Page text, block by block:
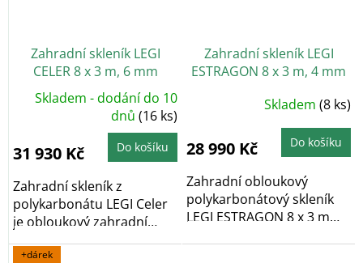
Zahradní skleník LEGI
CELER 8 x 3 m, 6 mm
Skladem - dodání do 10
dnů (16 ks)
31 930 Kč Do košíku
Zahradní skleník z
polykarbonátu LEGI Celer
je obloukový zahradní
skleník, který díky...
Zahradní skleník LEGI
ESTRAGON 8 x 3 m, 4 mm
v hodnotě 1152 Kč
ZDARMA
5,0
z
hvězdiček.
Skladem(8 ks)
28 990 Kč Do košíku
Zahradní obloukový
polykarbonátový skleník
LEGI ESTRAGON 8 x 3 m
+dárek